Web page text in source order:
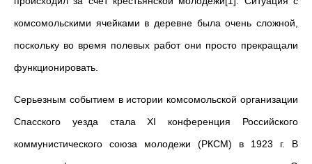
комсомольскими ячейками в деревне была очень сложной,
поскольку во время полевых работ они просто прекращали
функционировать.
Серьезным событием в истории комсомольской организации
Спасского уезда стала XI конференция Российского
коммунистического союза молодежи (РКСМ) в 1923 г. В